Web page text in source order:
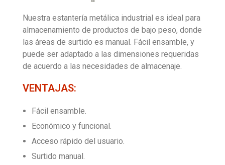
CONTACTO
ISO 9001
Nuestra estantería metálica industrial es ideal para
almacenamiento de productos de bajo peso, donde
las áreas de surtido es manual. Fácil ensamble, y
puede ser adaptado a las dimensiones requeridas
de acuerdo a las necesidades de almacenaje.
VENTAJAS:
Fácil ensamble.
Económico y funcional.
Acceso rápido del usuario.
Surtido manual.